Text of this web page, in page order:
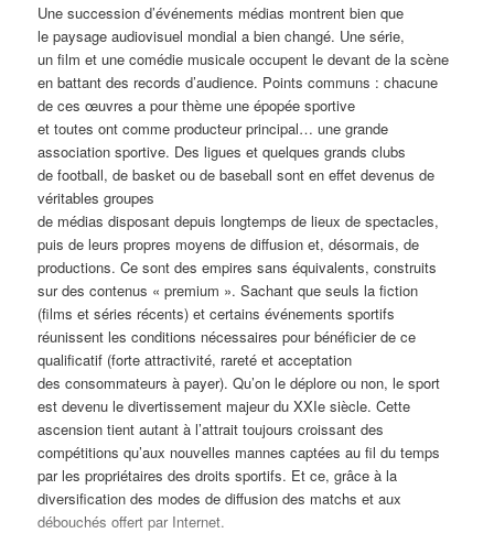
Une succession d’événements médias montrent bien que
le paysage audiovisuel mondial a bien changé. Une série,
un film et une comédie musicale occupent le devant de la scène
en battant des records d’audience. Points communs : chacune
de ces œuvres a pour thème une épopée sportive
et toutes ont comme producteur principal… une grande
association sportive. Des ligues et quelques grands clubs
de football, de basket ou de baseball sont en effet devenus de
véritables groupes
de médias disposant depuis longtemps de lieux de spectacles,
puis de leurs propres moyens de diffusion et, désormais, de
productions. Ce sont des empires sans équivalents, construits
sur des contenus « premium ». Sachant que seuls la fiction
(films et séries récents) et certains événements sportifs
réunissent les conditions nécessaires pour bénéficier de ce
qualificatif (forte attractivité, rareté et acceptation
des consommateurs à payer). Qu’on le déplore ou non, le sport
est devenu le divertissement majeur du XXIe siècle. Cette
ascension tient autant à l’attrait toujours croissant des
compétitions qu’aux nouvelles mannes captées au fil du temps
par les propriétaires des droits sportifs. Et ce, grâce à la
diversification des modes de diffusion des matchs et aux
débouchés offert par Internet.